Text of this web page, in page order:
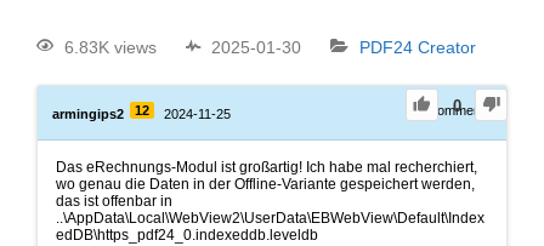
6.83K views 2025-01-30 PDF24 Creator
0
armingips2 12 2024-11-25 0Comments
Das eRechnungs-Modul ist großartig! Ich habe mal recherchiert,
wo genau die Daten in der Offline-Variante gespeichert werden,
das ist offenbar in
..\AppData\Local\WebView2\UserData\EBWebView\Default\Index
edDB\https_pdf24_0.indexeddb.leveldb